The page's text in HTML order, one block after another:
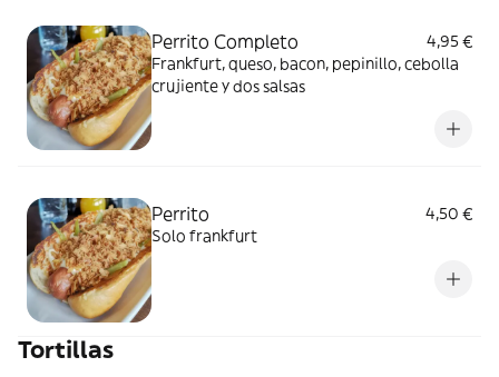
Perrito Completo
4,95 €
Frankfurt, queso, bacon, pepinillo, cebolla
crujiente y dos salsas
Perrito
4,50 €
Solo frankfurt
Tortillas